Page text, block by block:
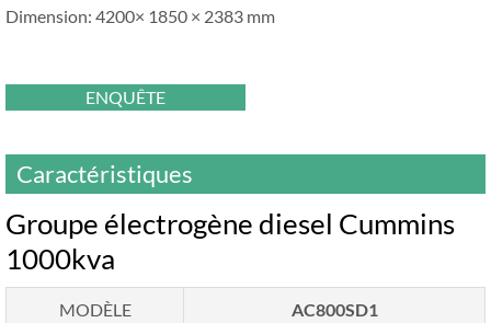
Dimension: 4200× 1850 × 2383 mm
ENQUÊTE
Caractéristiques
Groupe électrogène diesel Cummins
1000kva
MODÈLE AC800SD1